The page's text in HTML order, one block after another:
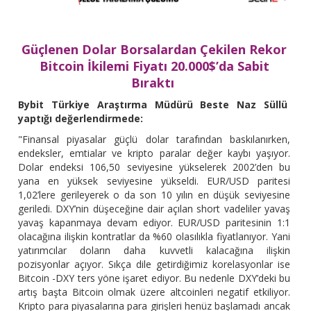
Güçlenen Dolar Borsalardan Çekilen Rekor
Bitcoin İkilemi Fiyatı 20.000$’da Sabit
Bıraktı
Bybit Türkiye Araştırma Müdürü Beste Naz Süllü
yaptığı değerlendirmede:
"Finansal piyasalar güçlü dolar tarafından baskılanırken,
endeksler, emtialar ve kripto paralar değer kaybı yaşıyor.
Dolar endeksi 106,50 seviyesine yükselerek 2002’den bu
yana en yüksek seviyesine yükseldi. EUR/USD paritesi
1,02’lere gerileyerek o da son 10 yılın en düşük seviyesine
geriledi. DXY’nin düşeceğine dair açılan short vadeliler yavaş
yavaş kapanmaya devam ediyor. EUR/USD paritesinin 1:1
olacağına ilişkin kontratlar da %60 olasılıkla fiyatlanıyor. Yani
yatırımcılar doların daha kuvvetli kalacağına ilişkin
pozisyonlar açıyor. Sıkça dile getirdiğimiz korelasyonlar ise
Bitcoin -DXY ters yöne işaret ediyor. Bu nedenle DXY’deki bu
artış başta Bitcoin olmak üzere altcoinleri negatif etkiliyor.
Kripto para piyasalarına para girişleri henüz başlamadı ancak